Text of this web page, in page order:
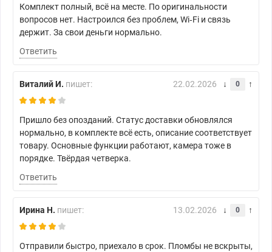
Комплект полный, всё на месте. По оригинальности
вопросов нет. Настроился без проблем, Wi‑Fi и связь
держит. За свои деньги нормально.
Ответить
Виталий И. пишет: 22.02.2026 0
Пришло без опозданий. Статус доставки обновлялся
нормально, в комплекте всё есть, описание соответствует
товару. Основные функции работают, камера тоже в
порядке. Твёрдая четверка.
Ответить
Ирина Н. пишет: 13.02.2026 0
Отправили быстро, приехало в срок. Пломбы не вскрыты,